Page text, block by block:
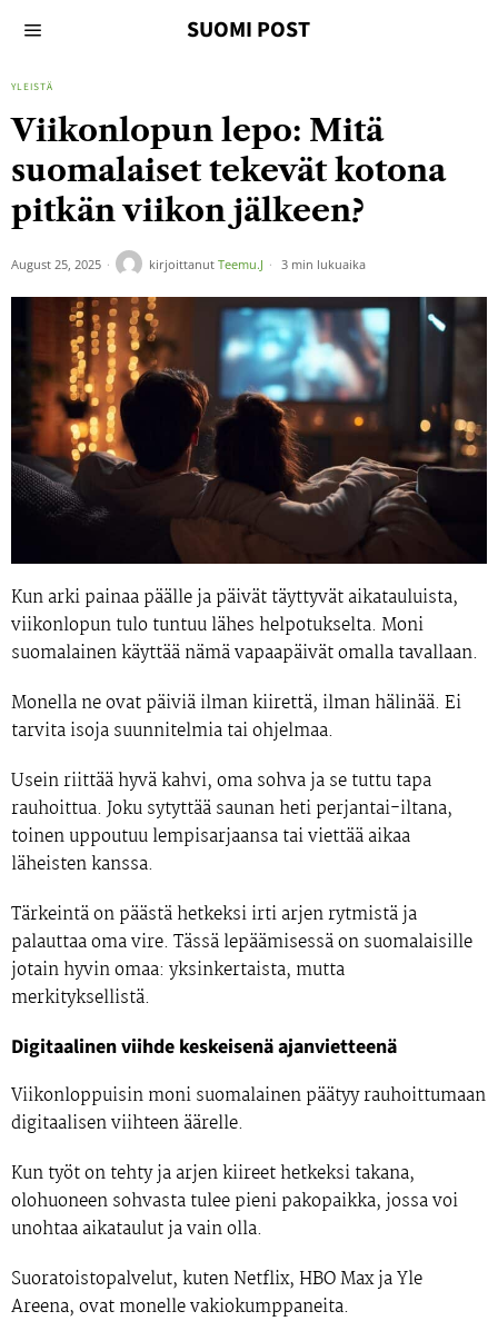
SUOMI POST
YLEISTÄ
Viikonlopun lepo: Mitä
suomalaiset tekevät kotona
pitkän viikon jälkeen?
August 25, 2025 kirjoittanut Teemu.J 3 min lukuaika
Kun arki painaa päälle ja päivät täyttyvät aikatauluista,
viikonlopun tulo tuntuu lähes helpotukselta. Moni
suomalainen käyttää nämä vapaapäivät omalla tavallaan.
Monella ne ovat päiviä ilman kiirettä, ilman hälinää. Ei
tarvita isoja suunnitelmia tai ohjelmaa.
Usein riittää hyvä kahvi, oma sohva ja se tuttu tapa
rauhoittua. Joku sytyttää saunan heti perjantai-iltana,
toinen uppoutuu lempisarjaansa tai viettää aikaa
läheisten kanssa.
Tärkeintä on päästä hetkeksi irti arjen rytmistä ja
palauttaa oma vire. Tässä lepäämisessä on suomalaisille
jotain hyvin omaa: yksinkertaista, mutta
merkityksellistä.
Digitaalinen viihde keskeisenä ajanvietteenä
Viikonloppuisin moni suomalainen päätyy rauhoittumaan
digitaalisen viihteen äärelle.
Kun työt on tehty ja arjen kiireet hetkeksi takana,
olohuoneen sohvasta tulee pieni pakopaikka, jossa voi
unohtaa aikataulut ja vain olla.
Suoratoistopalvelut, kuten Netflix, HBO Max ja Yle
Areena, ovat monelle vakiokumppaneita.